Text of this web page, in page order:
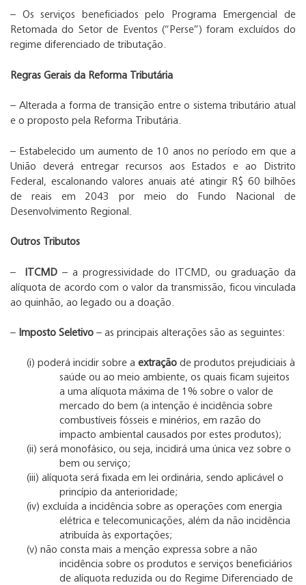
– Os serviços beneficiados pelo Programa Emergencial de
Retomada do Setor de Eventos (“Perse”) foram excluídos do
regime diferenciado de tributação.
Regras Gerais da Reforma Tributária
– Alterada a forma de transição entre o sistema tributário atual
e o proposto pela Reforma Tributária.
– Estabelecido um aumento de 10 anos no período em que a
União deverá entregar recursos aos Estados e ao Distrito
Federal, escalonando valores anuais até atingir R$ 60 bilhões
de reais em 2043 por meio do Fundo Nacional de
Desenvolvimento Regional.
Outros Tributos
– ITCMD – a progressividade do ITCMD, ou graduação da
alíquota de acordo com o valor da transmissão, ficou vinculada
ao quinhão, ao legado ou a doação.
– Imposto Seletivo – as principais alterações são as seguintes:
(i) poderá incidir sobre a extração de produtos prejudiciais à
saúde ou ao meio ambiente, os quais ficam sujeitos
a uma alíquota máxima de 1% sobre o valor de
mercado do bem (a intenção é incidência sobre
combustíveis fósseis e minérios, em razão do
impacto ambiental causados por estes produtos);
(ii) será monofásico, ou seja, incidirá uma única vez sobre o
bem ou serviço;
(iii) alíquota será fixada em lei ordinária, sendo aplicável o
princípio da anterioridade;
(iv) excluída a incidência sobre as operações com energia
elétrica e telecomunicações, além da não incidência
atribuída às exportações;
(v) não consta mais a menção expressa sobre a não
incidência sobre os produtos e serviços beneficiários
de alíquota reduzida ou do Regime Diferenciado de